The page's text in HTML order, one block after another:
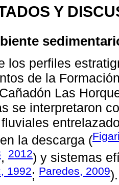
Y
los perfiles
de la
Las
se interpretaron
la descarga (
, 2012) y sistemas
1992; Paredes, 2009